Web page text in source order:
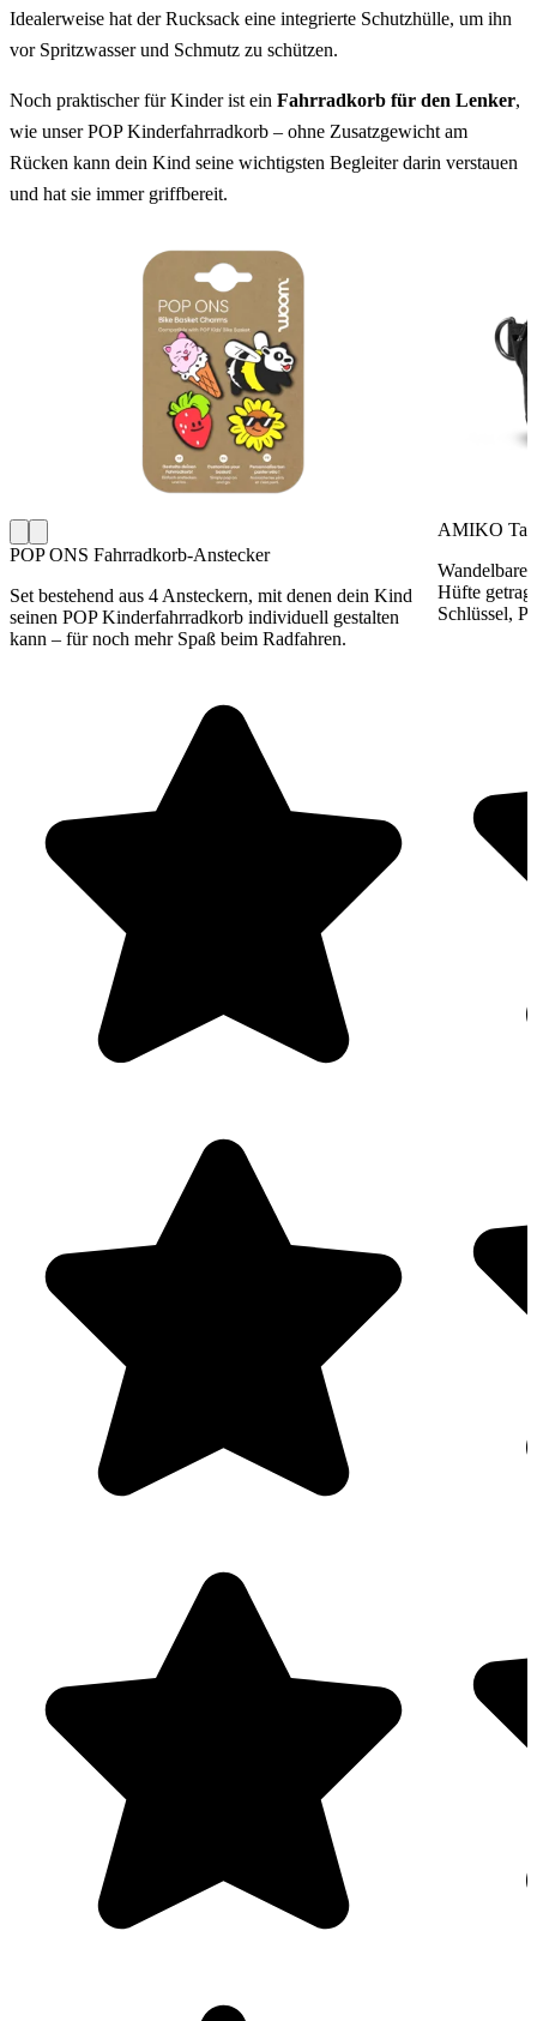
Idealerweise hat der Rucksack eine integrierte Schutzhülle, um ihn
vor Spritzwasser und Schmutz zu schützen.
Noch praktischer für Kinder ist ein Fahrradkorb für den Lenker,
wie unser POP Kinderfahrradkorb – ohne Zusatzgewicht am
Rücken kann dein Kind seine wichtigsten Begleiter darin verstauen
und hat sie immer griffbereit.
POP ONS Fahrradkorb-Anstecker
Set bestehend aus 4 Ansteckern, mit denen dein Kind
seinen POP Kinderfahrradkorb individuell gestalten
kann – für noch mehr Spaß beim Radfahren.
AMIKO
Wandelbare
Hüfte
Schlüssel,